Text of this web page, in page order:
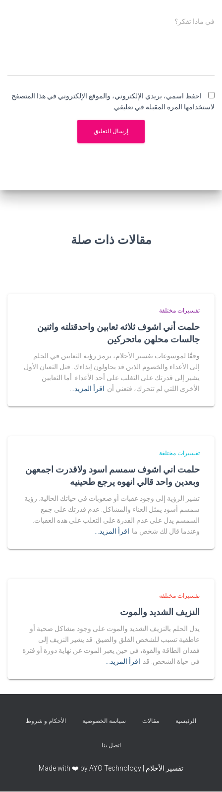
في ماذا تفكر؟
احفظ اسمي، بريدي الإلكتروني، والموقع الإلكتروني في هذا المتصفح
لاستخدامها المرة المقبلة في تعليقي.
مقالات ذات صلة
تفسيرات مختلفة
حلمت أني اشوف ثلاثه ثعابين واحدقتلته واثنين
جالسات محلهن ماتحركين
وفقًا لموسوعات تفسير الأحلام، يرمز رؤية الثعابين في الحلم
إلى الأعداء والخصوم الذين قد يحاولون إيذاءك. قتل الثعبان الأول
يشير إلى قدرتك على التغلب على أحد الأعداء. أما الثعابين
الأخرى اللتي لم تتحرك، فتعني أن اقرأ المزيد…
تفسيرات مختلفة
حلمت اني اشوف سمسم اسود ولاقدرت اجمعهن
وبعدين واحد قالي انهوه يرجع طحينيه
تشير الرؤية إلى وجود عقبات أو صعوبات في حياتك الحالية. رؤية
سمسم أسود يمثل العناء والمشاكل. عدم قدرتك على جمع
السمسم يدل على عدم القدرة على التغلب على هذه العقبات.
وعندما قال لك شخص ما اقرأ المزيد…
تفسيرات مختلفة
النزيف الشديد والموت
يدل الحلم بالنزيف الشديد والموت على وجود مشاكل صحية أو
عاطفية تسبب للشخص القلق والضيق. قد يشير النزيف إلى
فقدان الطاقة والقوة، في حين يعبر الموت عن نهاية دورة أو فترة
في حياة الشخص. قد اقرأ المزيد…
الرئيسية مقالات سياسة الخصوصية الأحكام و شروط
اتصل بنا
تفسير الأحلام | Made with ❤️ by AYO Technology